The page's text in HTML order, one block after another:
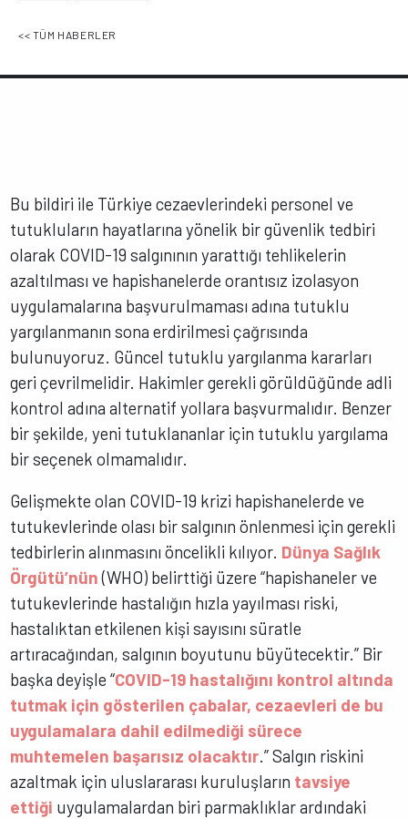
<< TÜM HABERLER
Bu bildiri ile Türkiye cezaevlerindeki personel ve
tutukluların hayatlarına yönelik bir güvenlik tedbiri
olarak COVID-19 salgınının yarattığı tehlikelerin
azaltılması ve hapishanelerde orantısız izolasyon
uygulamalarına başvurulmaması adına tutuklu
yargılanmanın sona erdirilmesi çağrısında
bulunuyoruz. Güncel tutuklu yargılanma kararları
geri çevrilmelidir. Hakimler gerekli görüldüğünde adli
kontrol adına alternatif yollara başvurmalıdır. Benzer
bir şekilde, yeni tutuklananlar için tutuklu yargılama
bir seçenek olmamalıdır.
Gelişmekte olan COVID-19 krizi hapishanelerde ve
tutukevlerinde olası bir salgının önlenmesi için gerekli
tedbirlerin alınmasını öncelikli kılıyor. Dünya Sağlık
Örgütü’nün(WHO) belirttiği üzere “hapishaneler ve
tutukevlerinde hastalığın hızla yayılması riski,
hastalıktan etkilenen kişi sayısını süratle
artıracağından, salgının boyutunu büyütecektir.” Bir
başka deyişle “COVID-19 hastalığını kontrol altında
tutmak için gösterilen çabalar, cezaevleri de bu
uygulamalara dahil edilmediği sürece
muhtemelen başarısız olacaktır.” Salgın riskini
azaltmak için uluslararası kuruluşların tavsiye
ettiği uygulamalardan biri parmaklıklar ardındaki